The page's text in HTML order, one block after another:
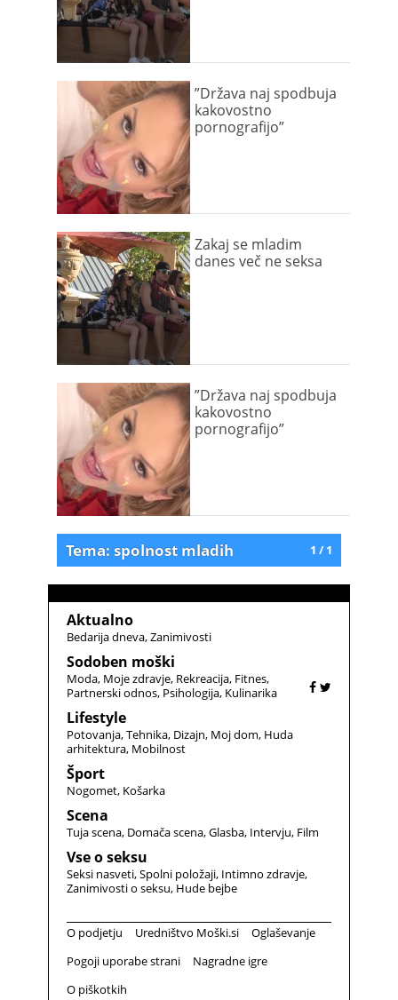
”Država naj spodbuja
kakovostno
pornografijo”
Zakaj se mladim
danes več ne seksa
”Država naj spodbuja
kakovostno
pornografijo”
1 / 1
Tema: spolnost mladih
Aktualno
Bedarija dneva Zanimivosti
Sodoben moški
Moda Moje zdravje Rekreacija Fitnes
Partnerski odnos Psihologija Kulinarika
Lifestyle
Potovanja Tehnika Dizajn Moj dom Huda
arhitektura Mobilnost
Šport
Nogomet Košarka
Scena
Tuja scena Domača scena Glasba Intervju Film
Vse o seksu
Seksi nasveti Spolni položaji Intimno zdravje
Zanimivosti o seksu Hude bejbe
O podjetju Uredništvo Moški.si
Oglaševanje
Pogoji uporabe strani
Nagradne igre
O piškotkih